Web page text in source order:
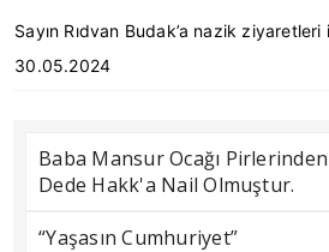
Sayın Rıdvan Budak’a nazik
30.05.2024
Baba Mansur Ocağı
Dede Hakk'a Nail Olmuştur.
“Yaşasın Cumhuriyet”